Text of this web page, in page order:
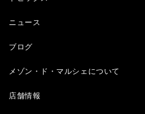
ニュース
ブログ
メゾン・ド・マルシェについて
店舗情報